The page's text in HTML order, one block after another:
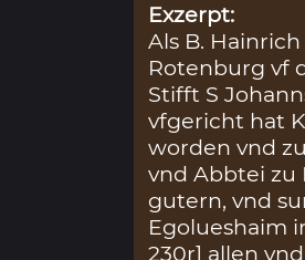
Exzerpt:
Als B.
Rotenburg vf
Stifft S
vfgericht hat
worden vnd
vnd Abbtei zu
gutern, vnd
Egolueshaim
230r] allen